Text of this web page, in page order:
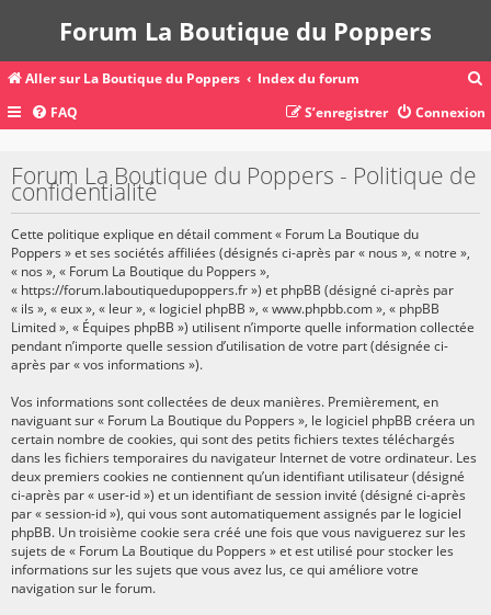
Forum La Boutique du Poppers
Aller sur La Boutique du Poppers Index du forum
c
FAQ Connexion
S’enregistrer
Forum La Boutique du Poppers - Politique de
confidentialité
Cette politique explique en détail comment « Forum La Boutique du
Poppers » et ses sociétés affiliées (désignés ci-après par « nous », « notre »,
« nos », « Forum La Boutique du Poppers »,
« https://forum.laboutiquedupoppers.fr ») et phpBB (désigné ci-après par
« ils », « eux », « leur », « logiciel phpBB », « www.phpbb.com », « phpBB
Limited », « Équipes phpBB ») utilisent n’importe quelle information collectée
pendant n’importe quelle session d’utilisation de votre part (désignée ci-
après par « vos informations »).
Vos informations sont collectées de deux manières. Premièrement, en
naviguant sur « Forum La Boutique du Poppers », le logiciel phpBB créera un
certain nombre de cookies, qui sont des petits fichiers textes téléchargés
dans les fichiers temporaires du navigateur Internet de votre ordinateur. Les
deux premiers cookies ne contiennent qu’un identifiant utilisateur (désigné
ci-après par « user-id ») et un identifiant de session invité (désigné ci-après
par « session-id »), qui vous sont automatiquement assignés par le logiciel
phpBB. Un troisième cookie sera créé une fois que vous naviguerez sur les
sujets de « Forum La Boutique du Poppers » et est utilisé pour stocker les
informations sur les sujets que vous avez lus, ce qui améliore votre
navigation sur le forum.